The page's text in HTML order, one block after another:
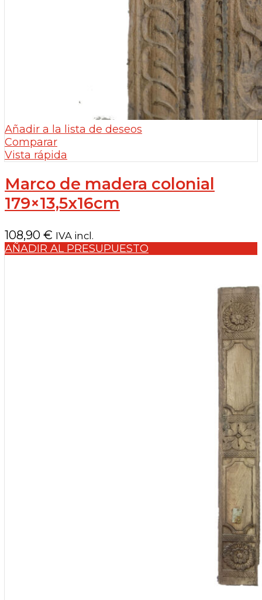
Añadir a la lista de deseos
Comparar
Vista rápida
Marco de madera colonial
179×13,5x16cm
108,90 € IVA incl.
AÑADIR AL PRESUPUESTO